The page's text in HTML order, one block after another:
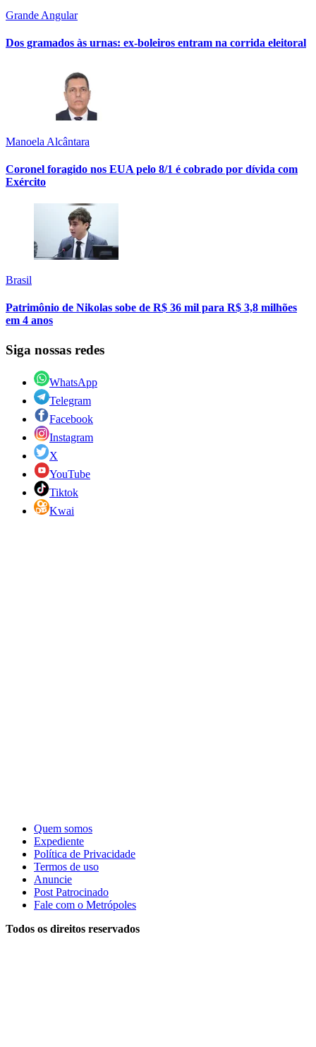
Grande Angular
Dos gramados às urnas: ex-boleiros entram na corrida eleitoral
Manoela Alcântara
Coronel foragido nos EUA pelo 8/1 é cobrado por dívida com
Exército
Brasil
Patrimônio de Nikolas sobe de R$ 36 mil para R$ 3,8 milhões
em 4 anos
Siga nossas redes
WhatsApp
Telegram
Facebook
Instagram
X
YouTube
Tiktok
Kwai
Quem somos
Expediente
Política de Privacidade
Termos de uso
Anuncie
Post Patrocinado
Fale com o Metrópoles
Todos os direitos reservados